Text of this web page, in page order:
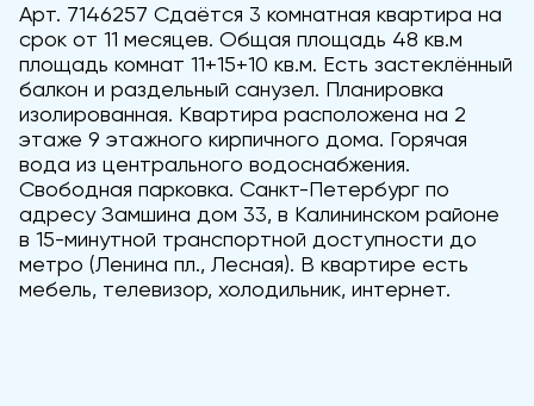
Арт. 7146257 Сдаётся 3 комнатная квартира на
срок от 11 месяцев. Общая площадь 48 кв.м
площадь комнат 11+15+10 кв.м. Есть застеклённый
балкон и раздельный санузел. Планировка
изолированная. Квартира расположена на 2
этаже 9 этажного кирпичного дома. Горячая
вода из центрального водоснабжения.
Свободная парковка. Санкт-Петербург по
адресу Замшина дом 33, в Калининском районе
в 15-минутной транспортной доступности до
метро (Ленина пл., Лесная). В квартире есть
мебель, телевизор, холодильник, интернет.